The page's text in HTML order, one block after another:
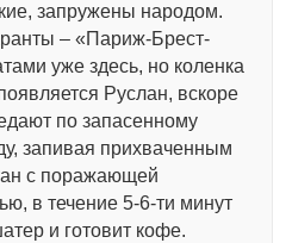
запружены народом.
– «Париж-Брест-
уже здесь, но коленка
Руслан, вскоре
по запасенному
запивая прихваченным
с поражающей
в течение 5-6-ти минут
и готовит кофе.